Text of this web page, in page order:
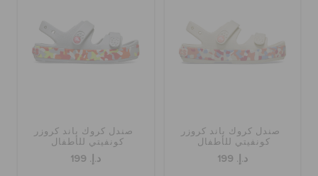
صندل كروك باند كروزر
كونفيتي للأطفال
د.إ. 199
صندل كروك باند كروزر
كونفيتي للأطفال
د.إ. 199